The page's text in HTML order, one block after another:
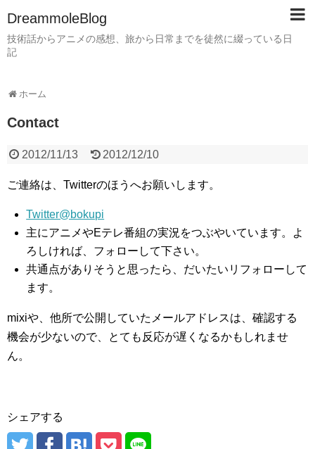
DreammoleBlog
技術話からアニメの感想、旅から日常までを徒然に綴っている日
記
ホーム
Contact
2012/11/13 2012/12/10
ご連絡は、Twitterのほうへお願いします。
Twitter@bokupi
主にアニメやEテレ番組の実況をつぶやいています。よ
ろしければ、フォローして下さい。
共通点がありそうと思ったら、だいたいリフォローして
ます。
mixiや、他所で公開していたメールアドレスは、確認する
機会が少ないので、とても反応が遅くなるかもしれませ
ん。
シェアする